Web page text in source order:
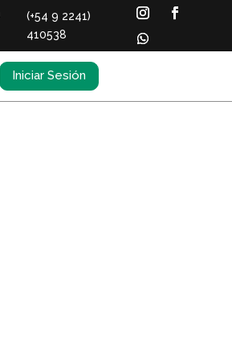
(+54 9 2241)
410538
Iniciar Sesión